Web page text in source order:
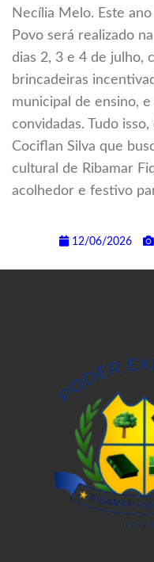
Necília Melo. Este
Povo será realizado
dias 2, 3 e 4 de julho,
brincadeiras
municipal de ensino,
convidadas. Tudo
Cociflan Silva que
cultural de Ribamar
acolhedor e festivo
12/06/2026